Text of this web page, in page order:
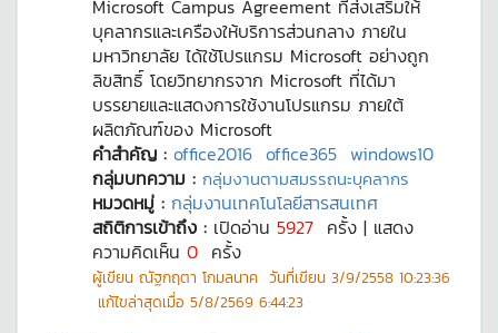
Microsoft Campus Agreement ที่ส่งเสริมให้
บุคลากรและเครืองให้บริการส่วนกลาง ภายใน
มหาวิทยาลัย ได้ใช้โปรแกรม Microsoft อย่างถูก
ลิขสิทธิ์ โดยวิทยากรจาก Microsoft ที่ได้มา
บรรยายและแสดงการใช้งานโปรแกรม ภายใต้
ผลิตภัณฑ์ของ Microsoft
คำสำคัญ : office2016 office365 windows10
กลุ่มบทความ : กลุ่มงานตามสมรรถนะบุคลากร
หมวดหมู่ : กลุ่มงานเทคโนโลยีสารสนเทศ
สถิติการเข้าถึง : เปิดอ่าน 5927 ครั้ง | แสดง
ความคิดเห็น 0 ครั้ง
ผู้เขียน ณัฐกฤตา โกมลนาค วันที่เขียน 3/9/2558 10:23:36
แก้ไขล่าสุดเมื่อ 5/8/2569 6:44:23